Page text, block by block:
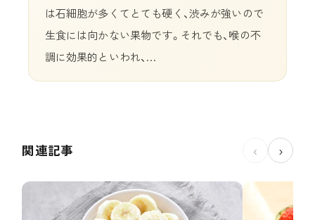
は石細胞が多くてとても硬く、渋みが強いので
生食には向かない果物です。それでも、喉の不
調に効果的といわれ、…
関連記事 ‹ ›